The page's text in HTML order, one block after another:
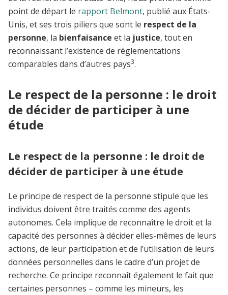
point de départ le rapport Belmont, publié aux États-
Unis, et ses trois piliers que sont le respect de la
personne, la bienfaisance et la justice, tout en
reconnaissant l’existence de réglementations
comparables dans d’autres pays3.
Le respect de la personne : le droit
de décider de participer à une
étude
Le respect de la personne : le droit de
décider de participer à une étude
Le principe de respect de la personne stipule que les
individus doivent être traités comme des agents
autonomes. Cela implique de reconnaître le droit et la
capacité des personnes à décider elles-mêmes de leurs
actions, de leur participation et de l’utilisation de leurs
données personnelles dans le cadre d’un projet de
recherche. Ce principe reconnaît également le fait que
certaines personnes – comme les mineurs, les